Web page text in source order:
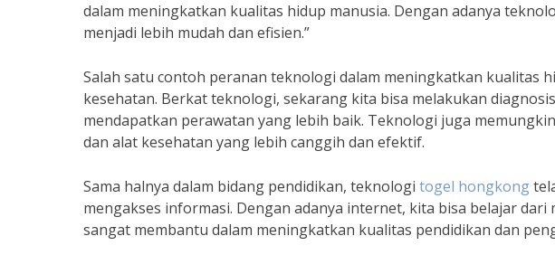
dalam meningkatkan kualitas hidup manusia. Dengan adanya
menjadi lebih mudah dan efisien.”
Salah satu contoh peranan teknologi dalam meningkatkan kualitas
kesehatan. Berkat teknologi, sekarang kita bisa melakukan
mendapatkan perawatan yang lebih baik. Teknologi juga
dan alat kesehatan yang lebih canggih dan efektif.
Sama halnya dalam bidang pendidikan, teknologi togel hongkong
mengakses informasi. Dengan adanya internet, kita bisa belajar dari
sangat membantu dalam meningkatkan kualitas pendidikan dan